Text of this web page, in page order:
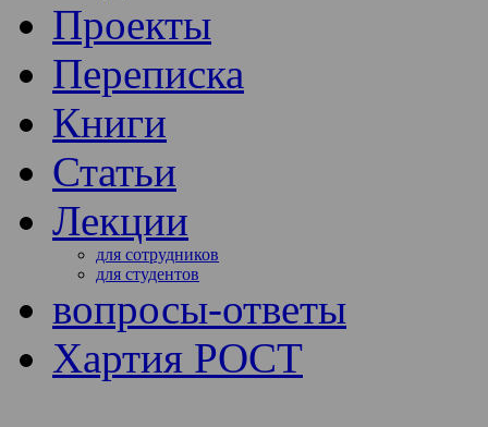
Проекты
Переписка
Книги
Статьи
Лекции
для сотрудников
для студентов
вопросы-ответы
Хартия РОСТ